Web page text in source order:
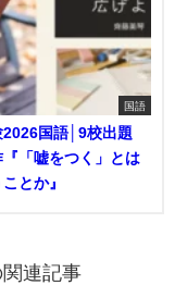
国語
2026国語│9校出題
「嘘をつく」とは
とか』
連記事